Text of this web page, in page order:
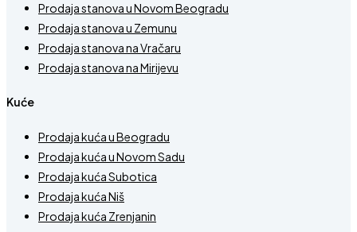
Prodaja stanova u Novom Beogradu
Prodaja stanova u Zemunu
Prodaja stanova na Vračaru
Prodaja stanova na Mirijevu
Kuće
Prodaja kuća u Beogradu
Prodaja kuća u Novom Sadu
Prodaja kuća Subotica
Prodaja kuća Niš
Prodaja kuća Zrenjanin